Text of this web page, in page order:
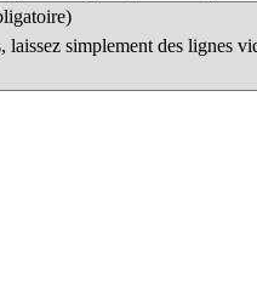
laissez simplement des lignes